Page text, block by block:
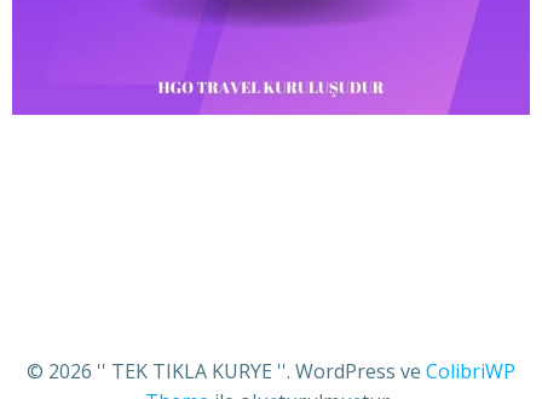
© 2026 '' TEK TIKLA KURYE ''. WordPress ve ColibriWP